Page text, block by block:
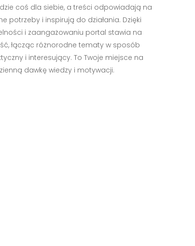
coś dla siebie, a treści odpowiadają na
potrzeby i inspirują do działania. Dzięki
i zaangażowaniu portal stawia na
łącząc różnorodne tematy w sposób
i interesujący. To Twoje miejsce na
dawkę wiedzy i motywacji.